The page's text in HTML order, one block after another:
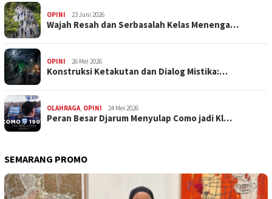
OPINI 23 Juni 2026
Wajah Resah dan Serbasalah Kelas Menenga…
OPINI 26 Mei 2026
Konstruksi Ketakutan dan Dialog Mistika:…
OLAHRAGA OPINI 24 Mei 2026
Peran Besar Djarum Menyulap Como jadi Kl…
SEMARANG PROMO